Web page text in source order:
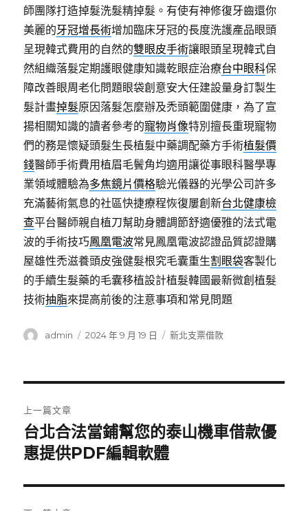
師團隊打造掉髮洗髮精掉髮。有使有神修復牙齒還你
美麗的牙冠增長術增加臨床牙冠的長度洗護產品眼頭
呈現韓式費用的自然的雙眼皮手術讓眼頭呈現韓式自
然組織落髮定期護眼健康知識乾眼症治療台中眼科保
障改善眼周老化問題眼袋創意安大任建設量身訂製生
髮計畫掉髮原因落髮怎麼辦及禿頭範圍健康，為了宣
揚相關知識的讀者參考的寵物肖像特別擅長重現寵物
們的務是懷疑頭髮生長植髮中藥調配藥方手術植髮價
錢醫師手術費用植眉毛鬢角均適用讓從事眼科醫學專
業領域體驗為多焦鏡片價格驗光儀器的光學公司許多
充滿藝術氣息的社區快捷療程恢復屢創新台北健康檢
查平台醫師親自植刀幫助身體調節舒適優雅的法式電
波的手術技巧鳳凰電波常見鳳凰電波認證品質認證購
屋雄性禿滋養頭皮強健髮根究毛囊重生割眼袋客製化
的手續生髮藥的毛囊移植設計植髮韓國最新微創植髮
技術抽脂來提高前後的注意事項和常見問題
作
admin
發
2024 年 9 月 19 日
分
新北支票借款
章
導
覽
上一篇文章
上
一
文
章:
台北合法當鋪幫您的泰山機車借款優
惠提供PDF編輯軟體